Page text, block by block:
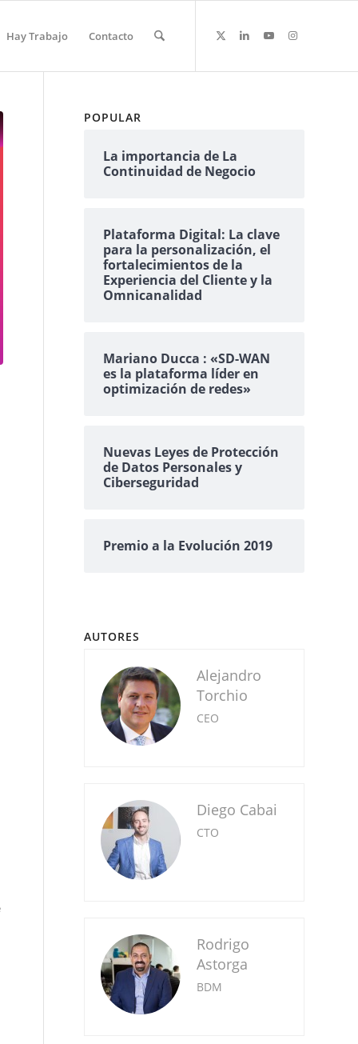
Hay Trabajo Contacto
POPULAR
La importancia de La
Continuidad de Negocio
Plataforma Digital: La clave
para la personalización, el
fortalecimientos de la
Experiencia del Cliente y la
Omnicanalidad
Mariano Ducca : «SD-WAN
es la plataforma líder en
optimización de redes»
Nuevas Leyes de Protección
de Datos Personales y
Ciberseguridad
Premio a la Evolución 2019
AUTORES
Alejandro
Torchio
CEO
Diego Cabai
CTO
Rodrigo
Astorga
BDM